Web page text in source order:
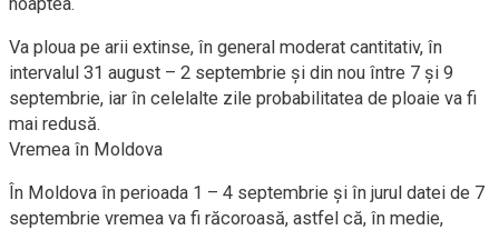
Va ploua pe arii extinse, în general moderat cantitativ, în
intervalul 31 august – 2 septembrie şi din nou între 7 şi 9
septembrie, iar în celelalte zile probabilitatea de ploaie va fi
mai redusă.
Vremea în Moldova
În Moldova în perioada 1 – 4 septembrie şi în jurul datei de 7
septembrie vremea va fi răcoroasă, astfel că, în medie,